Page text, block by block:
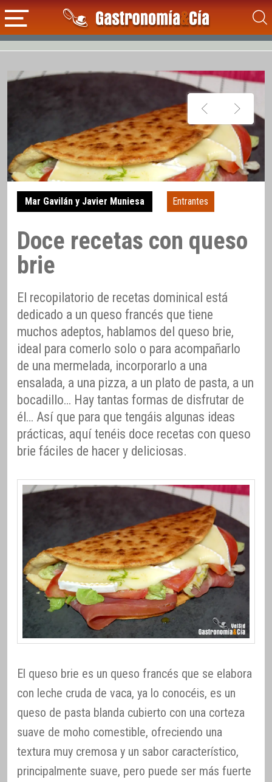
Mar Gavilán y Javier Muniesa Entrantes
Doce recetas con queso
brie
El recopilatorio de recetas dominical está
dedicado a un queso francés que tiene
muchos adeptos, hablamos del queso brie,
ideal para comerlo solo o para acompañarlo
de una mermelada, incorporarlo a una
ensalada, a una pizza, a un plato de pasta, a un
bocadillo… Hay tantas formas de disfrutar de
él… Así que para que tengáis algunas ideas
prácticas, aquí tenéis doce recetas con queso
brie fáciles de hacer y deliciosas.
El queso brie es un queso francés que se elabora
con leche cruda de vaca, ya lo conocéis, es un
queso de pasta blanda cubierto con una corteza
suave de moho comestible, ofreciendo una
textura muy cremosa y un sabor característico,
principalmente suave, pero puede ser más fuerte